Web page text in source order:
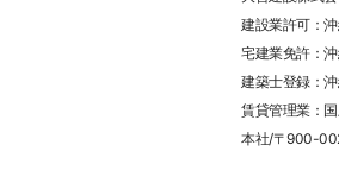
建設業許可：
宅建業免許：
建築士登録：
賃貸管理業：
本社/〒900-